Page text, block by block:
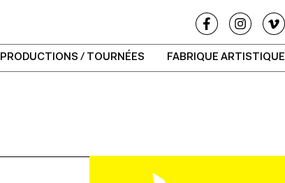
PRODUCTIONS / TOURNÉES FABRIQUE ARTISTIQUE